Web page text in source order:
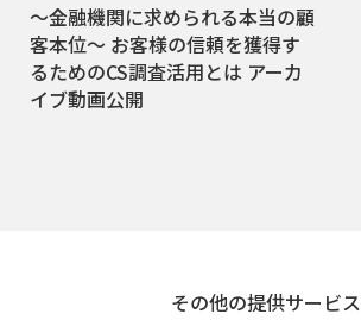
～金融機関に求められる本当の顧
客本位～ お客様の信頼を獲得す
るためのCS調査活用とは アーカ
イブ動画公開
その他の提供サービス